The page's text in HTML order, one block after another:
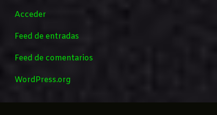
Acceder
Feed de entradas
Feed de comentarios
WordPress.org